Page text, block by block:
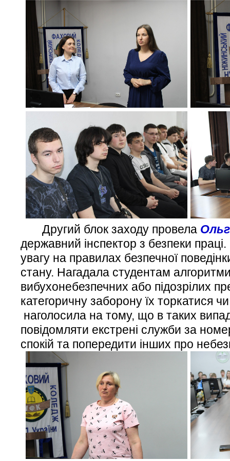
Другий блок заходу провела
державний інспектор з безпеки
увагу на правилах безпечної
стану. Нагадала студентам
вибухонебезпечних або підозрілих
категоричну заборону їх торкатися
наголосила на тому, що в таких
повідомляти екстрені служби за
спокій та попередити інших про